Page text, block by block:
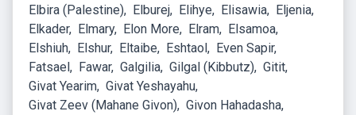
Elbira (Palestine)
Elburej Elihye Elisawia
Eljenia
Elkader
Elmary Elon More Elram
Elsamoa
Elshiuh
Elshur Eltaibe Eshtaol
Even Sapir
Fatsael
Fawar Galgilia Gilgal (Kibbutz) Gitit
Givat Yearim Givat Yeshayahu
Givat Zeev (Mahane Givon) Givon Hahadasha